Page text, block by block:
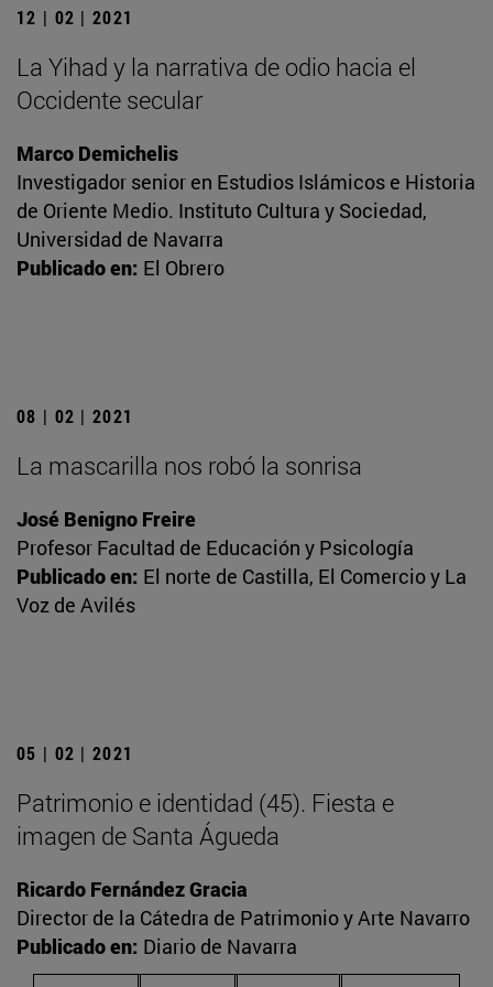
12 | 02 | 2021
La Yihad y la narrativa de odio hacia el
Occidente secular
Marco Demichelis
Investigador senior en Estudios Islámicos e Historia
de Oriente Medio. Instituto Cultura y Sociedad,
Universidad de Navarra
Publicado en: El Obrero
08 | 02 | 2021
La mascarilla nos robó la sonrisa
José Benigno Freire
Profesor Facultad de Educación y Psicología
Publicado en: El norte de Castilla, El Comercio y La
Voz de Avilés
05 | 02 | 2021
Patrimonio e identidad (45). Fiesta e
imagen de Santa Águeda
Ricardo Fernández Gracia
Director de la Cátedra de Patrimonio y Arte Navarro
Publicado en: Diario de Navarra